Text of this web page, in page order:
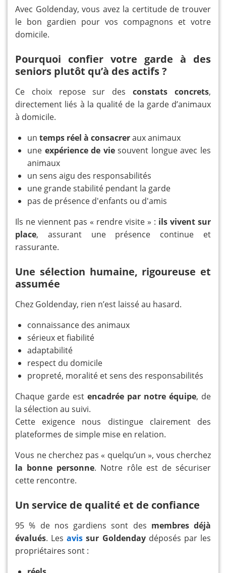
Avec Goldenday, vous avez la certitude de trouver
le bon gardien pour vos compagnons et votre
domicile.
Pourquoi confier votre garde à des
seniors plutôt qu’à des actifs ?
Ce choix repose sur desconstats concrets,
directement liés à la qualité de la garde d’animaux
à domicile.
un temps réel à consacreraux animaux
une expérience de viesouvent longue avec les
animaux
un sens aigu des responsabilités
une grande stabilité pendant la garde
pas de présence d'enfants ou d'amis
Ils ne viennent pas « rendre visite » : ils vivent sur
place, assurant une présence continue et
rassurante.
Une sélection humaine, rigoureuse et
assumée
Chez Goldenday, rien n’est laissé au hasard.
connaissance des animaux
sérieux et fiabilité
adaptabilité
respect du domicile
propreté, moralité et sens des responsabilités
Chaque garde est encadrée par notre équipe, de
la sélection au suivi.
Cette exigence nous distingue clairement des
plateformes de simple mise en relation.
Vous ne cherchez pas « quelqu’un », vous cherchez
la bonne personne. Notre rôle est de sécuriser
cette rencontre.
Un service de qualité et de confiance
95 % de nos gardiens sont des membres déjà
évalués. Lesavis sur Goldendaydéposés par les
propriétaires sont :